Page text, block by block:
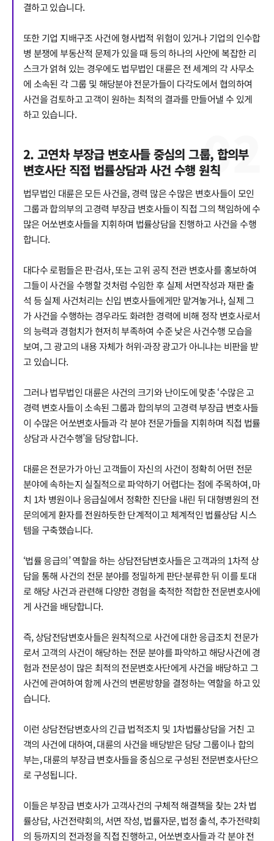
결하고 있습니다.
또한 기업 지배구조 사건에 형사법적 위험이 있거나 기업의 인수합
병 분쟁에 부동산적 문제가 있을 때 등의 하나의 사안에 복잡한 리
스크가 얽혀 있는 경우에도 법무법인 대륜은 전 세계의 각 사무소
에 소속된 각 그룹 및 해당분야 전문가들이 다각도에서 협의하여
사건을 검토하고 고객이 원하는 최적의 결과를 만들어낼 수 있게
하고 있습니다.
02
2. 고연차 부장급 변호사들 중심의 그룹, 합의부
변호사단 직접 법률상담과 사건 수행 원칙
법무법인 대륜은 모든 사건을, 경력 많은 수많은 변호사들이 모인
그룹과 합의부의 고경력 부장급 변호사들이 직접 그의 책임하에 수
많은 어쏘변호사들을 지휘하며 법률상담을 진행하고 사건을 수행
합니다.
대다수 로펌들은 판·검사, 또는 고위 공직 전관 변호사를 홍보하여
그들이 사건을 수행할 것처럼 수임한 후 실제 서면작성과 재판 출
석 등 실제 사건처리는 신입 변호사들에게만 맡겨놓거나, 실제 그
가 사건을 수행하는 경우라도 화려한 경력에 비해 정작 변호사로서
의 능력과 경험치가 현저히 부족하여 수준 낮은 사건수행 모습을
보여, 그 광고의 내용 자체가 허위·과장 광고가 아니냐는 비판을 받
고 있습니다.
그러나 법무법인 대륜은 사건의 크기와 난이도에 맞춘 ‘수많은 고
경력 변호사들이 소속된 그룹과 합의부의 고경력 부장급 변호사들
이 수많은 어쏘변호사들과 각 분야 전문가들을 지휘하며 직접 법률
상담과 사건수행’을 담당합니다.
대륜은 전문가가 아닌 고객들이 자신의 사건이 정확히 어떤 전문
분야에 속하는지 실질적으로 파악하기 어렵다는 점에 주목하여, 마
치 1차 병원이나 응급실에서 정확한 진단을 내린 뒤 대형병원의 전
문의에게 환자를 전원하듯한 단계적이고 체계적인 법률상담 시스
템을 구축했습니다.
‘법률 응급의’ 역할을 하는 상담전담변호사들은 고객과의 1차적 상
담을 통해 사건의 전문 분야를 정밀하게 판단·분류한 뒤 이를 토대
로 해당 사건과 관련해 다양한 경험을 축적한 적합한 전문변호사에
게 사건을 배당합니다.
즉, 상담전담변호사들은 원칙적으로 사건에 대한 응급조치 전문가
로서 고객의 사건이 해당하는 전문 분야를 파악하고 해당사건에 경
험과 전문성이 많은 최적의 전문변호사단에게 사건을 배당하고 그
사건에 관여하여 함께 사건의 변론방향을 결정하는 역할을 하고 있
습니다.
이런 상담전담변호사의 긴급 법적조치 및 1차법률상담을 거친 고
객의 사건에 대하여, 대륜의 사건을 배당받은 담당 그룹이나 합의
부는, 대륜의 부장급 변호사들을 중심으로 구성된 전문변호사단으
로 구성됩니다.
이들은 부장급 변호사가 고객사건의 구체적 해결책을 찾는 2차 법
률상담, 사건전략회의, 서면 작성, 법률자문, 법정 출석, 추가전략회
의 등까지의 전과정을 직접 진행하고, 어쏘변호사들과 각 분야 전